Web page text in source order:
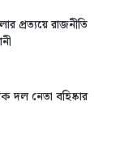
প্রত্যয়ে রাজনীতি
দল নেতা বহিষ্কার